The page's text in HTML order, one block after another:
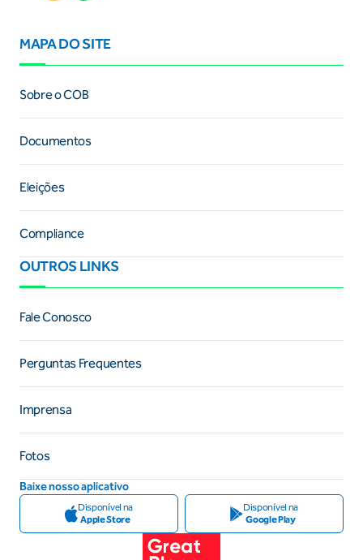
MAPA DO SITE
Sobre o COB
Documentos
Eleições
Compliance
OUTROS LINKS
Fale Conosco
Perguntas Frequentes
Imprensa
Fotos
Baixe nosso aplicativo
Disponível na
Apple Store
Disponível na
Google Play